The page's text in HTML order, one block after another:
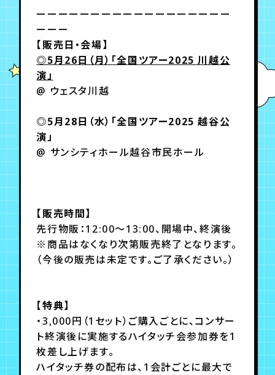
ーーーーーーーーーーーーーーーーーー
ーーー
【販売日・会場】
◎5月26日（月）「全国ツアー2025 川越公
演」
@ ウェスタ川越
◎5月28日（水）「全国ツアー2025 越谷公
演」
@ サンシティホール越谷市民ホール
【販売時間】
先行物販：12:00～13:00、開場中、終演後
※商品はなくなり次第販売終了となります。
（今後の販売は未定です。ご了承ください。）
【特典】
・3,000円（1セット）ご購入ごとに、コンサー
ト終演後に実施するハイタッチ会参加券を1
枚差し上げます。
ハイタッチ券の配布は、1会計ごとに最大で